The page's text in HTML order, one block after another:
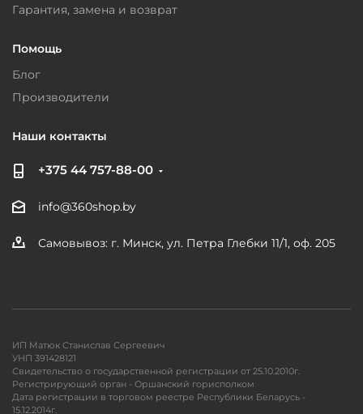
Гарантия, замена и возврат
Помощь
Блог
Производители
Наши контакты
+375 44 757-88-00
info@360shop.by
Самовывоз: г. Минск, ул. Петра Глебки 11/1, оф. 205
ИП Матюк Станислав Сергеевич
УНП 391428121
Свидетельство о государственной регистрации от 25.10.2010г.
Регистрирующий орган - Оршанский горисполком
Дата регистрации в торговом реестре Республики Беларусь -
15.12.2014г.